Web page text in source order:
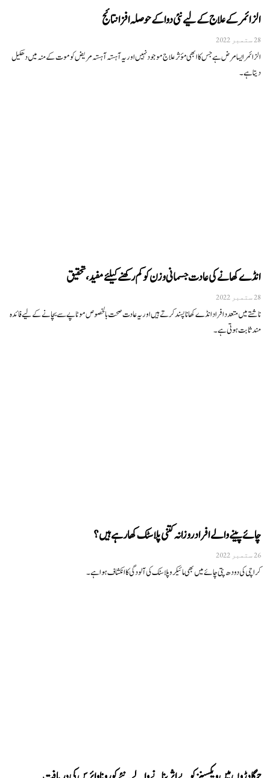
الزائمر کے علاج کے لیے نئی دوا کے حوصلہ افزا نتائج
28 ستمبر 2022
الزائمر ایسا مرض ہے جس کا ابھی مؤثر علاج موجود نہیں اور یہ آہستہ آہستہ مریض کو موت کے منہ میں دھکیل
دیتا ہے۔
انڈے کھانے کی عادت جسمانی وزن کو کم رکھنے کیلئے مفید، تحقیق
28 ستمبر 2022
ناشتے میں متعدد افراد انڈے کھانا پسند کرتے ہیں اور یہ عادت صحت بالخصوص موٹاپے سے بچانے کے لیے فائدہ
مند ثابت ہوتی ہے۔
چائے پینے والے افراد روزانہ کتنی پلاسٹک کھا رہے ہیں؟
26 ستمبر 2022
کراچی کی دودھ پتی چائے میں بھی مائیکر و پلاسٹک کی آلودگی کا انکشاف ہوا ہے۔